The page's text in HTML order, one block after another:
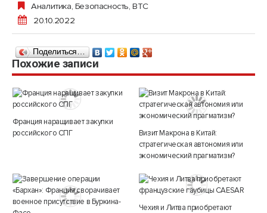
Аналитика, Безопасность,ВТС
20.10.2022
Поделиться…
Похожие записи
Франция наращивает закупки
российского СПГ
Визит Макрона в Китай:
стратегическая автономия или
экономический прагматизм?
Чехия и Литва приобретают